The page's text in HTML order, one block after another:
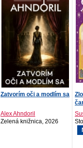
Zloduška 6: Slávna
Susanna Isern, Laura...
Stonožka, 2026